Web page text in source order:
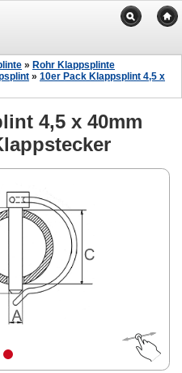
» Rohr Klappsplinte
» 10er Pack Klappsplint 4,5 x
4,5 x 40mm